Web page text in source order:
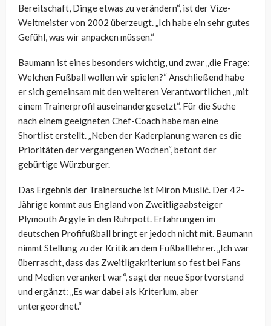
Bereitschaft, Dinge etwas zu verändern“, ist der Vize-
Weltmeister von 2002 überzeugt. „Ich habe ein sehr gutes
Gefühl, was wir anpacken müssen.“
Baumann ist eines besonders wichtig, und zwar „die Frage:
Welchen Fußball wollen wir spielen?“ Anschließend habe
er sich gemeinsam mit den weiteren Verantwortlichen „mit
einem Trainerprofil auseinandergesetzt“. Für die Suche
nach einem geeigneten Chef-Coach habe man eine
Shortlist erstellt. „Neben der Kaderplanung waren es die
Prioritäten der vergangenen Wochen“, betont der
gebürtige Würzburger.
Das Ergebnis der Trainersuche ist Miron Muslić. Der 42-
Jährige kommt aus England von Zweitligaabsteiger
Plymouth Argyle in den Ruhrpott. Erfahrungen im
deutschen Profifußball bringt er jedoch nicht mit. Baumann
nimmt Stellung zu der Kritik an dem Fußballlehrer. „Ich war
überrascht, dass das Zweitligakriterium so fest bei Fans
und Medien verankert war“, sagt der neue Sportvorstand
und ergänzt: „Es war dabei als Kriterium, aber
untergeordnet.“